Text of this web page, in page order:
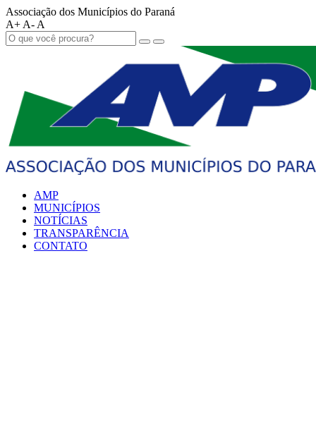
Associação dos Municípios do Paraná
A+ A- A
AMP
MUNICÍPIOS
NOTÍCIAS
TRANSPARÊNCIA
CONTATO